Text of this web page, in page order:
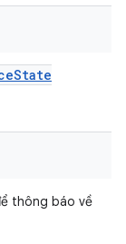
State
thông báo về